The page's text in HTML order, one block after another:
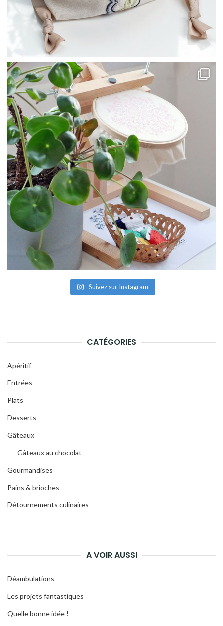
Suivez sur Instagram
CATÉGORIES
Apéritif
Entrées
Plats
Desserts
Gâteaux
Gâteaux au chocolat
Gourmandises
Pains & brioches
Détournements culinaires
A VOIR AUSSI
Déambulations
Les projets fantastiques
Quelle bonne idée !